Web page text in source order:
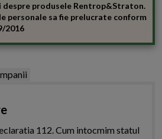
despre produsele Rentrop&Straton.
personale sa fie prelucrate conform
2016
112. Cum intocmim statul